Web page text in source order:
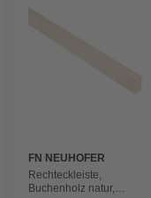
FN NEUHOFER
Rechteckleiste,
Buchenholz natur,